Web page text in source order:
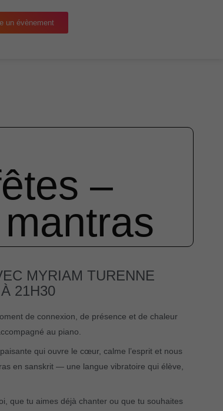
un évènement
–
MYRIAM TURENNE
21H30
de connexion, de présence et de chaleur
au piano.
qui ouvre le cœur, calme l’esprit et nous
en sanskrit — une langue vibratoire qui élève,
que tu aimes déjà chanter ou que tu souhaites